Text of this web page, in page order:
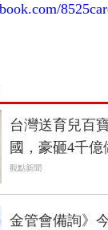
台灣送育兒百
國，豪砸4千
生率
觀點新聞
金管會備詢》